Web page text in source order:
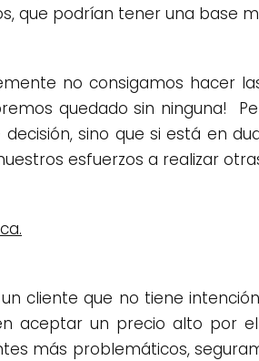
que podrían tener una base
no consigamos hacer
quedado sin ninguna!
sino que si está en
esfuerzos a realizar
un cliente que no tiene
aceptar un precio alto por
más problemáticos,